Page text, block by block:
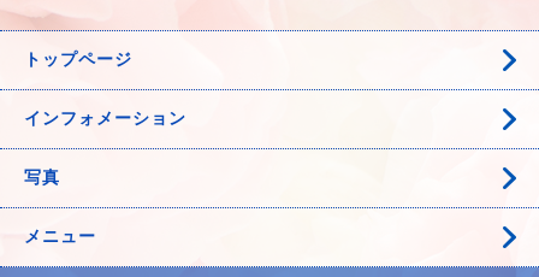
トップページ
インフォメーション
写真
メニュー